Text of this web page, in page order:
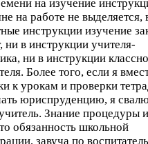
на изучение
на работе не выделяется,
инструкции изучение
ни в инструкции учителя-
ни в инструкции
Более того, если я
к урокам и проверки
юриспруденцию, я
Знание процедуры
обязанность школьной
завуча по